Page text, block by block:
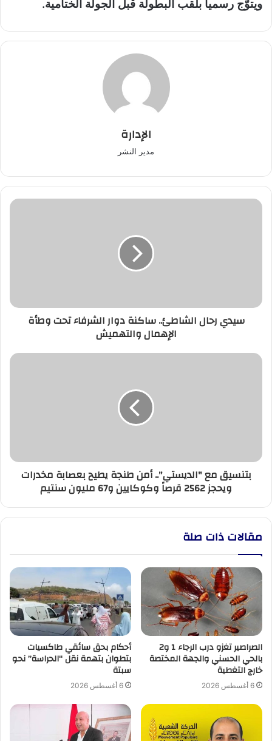
ويتوّج رسمياً بلقب البطولة قبل الجولة الختامية.
الإدارة
مدير النشر
سيدي
الإهمال
والتهميشسيدي رحال الشاطئ.. ساكنة دوار الشرفاء تحت وطأة
الإهمال والتهميش
بتنسيق
ويحجز
2562
سنتيم
بتنسيق مع "الديستي".. أمن طنجة يطيح بعصابة مخدرات
ويحجز 2562 قرصاً وكوكايين و67 مليون سنتيم
مقالات ذات صلة
الصراصير تغزو درب الرجاء 1 و2
بالحي الحسني والجهة المختصة
خارج التغطية
6 أغسطس 2026
أحكام بحق سائقي طاكسيات
بتطوان بتهمة نقل “الحراسة” نحو
سبتة
6 أغسطس 2026